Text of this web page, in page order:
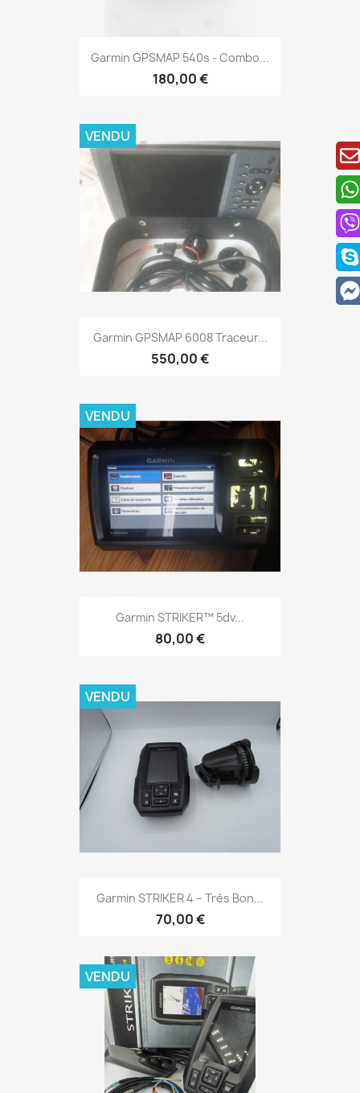
Aperçu rapide
Garmin GPSMAP 540s - Combo...
180,00 €
Aperçu rapide
Garmin GPSMAP 6008 Traceur...
550,00 €
VENDU
Aperçu rapide
Garmin STRIKER™ 5dv...
80,00 €
VENDU
Aperçu rapide
Garmin STRIKER 4 – Très Bon...
70,00 €
VENDU
VENDU